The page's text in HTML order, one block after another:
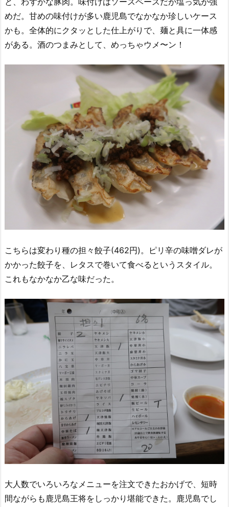
めだ。甘めの味付けが多い鹿児島でなかなか珍しいケース
かも。全体的にクタッとした仕上がりで、麺と具に一体感
がある。酒のつまみとして、めっちゃウメ〜ン！
こちらは変わり種の担々餃子(462円)。ピリ辛の味噌ダレが
かかった餃子を、レタスで巻いて食べるというスタイル。
これもなかなか乙な味だった。
大人数でいろいろなメニューを注文できたおかげで、短時
間ながらも鹿児島王将をしっかり堪能できた。鹿児島でし